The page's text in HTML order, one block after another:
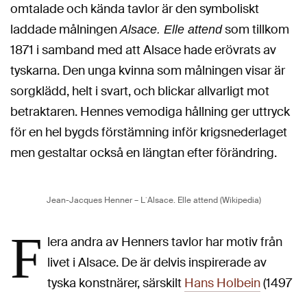
omtalade och kända tavlor är den symboliskt
laddade målningenAlsace. Elle attendsom tillkom
1871 i samband med att Alsace hade erövrats av
tyskarna. Den unga kvinna som målningen visar är
sorgklädd, helt i svart, och blickar allvarligt mot
betraktaren. Hennes vemodiga hållning ger uttryck
för en hel bygds förstämning inför krigsnederlaget
men gestaltar också en längtan efter förändring.
Jean-Jacques Henner – L´Alsace. Elle attend (Wikipedia)
F lera andra av Henners tavlor har motiv från
livet i Alsace. De är delvis inspirerade av
tyska konstnärer, särskilt Hans Holbein(1497